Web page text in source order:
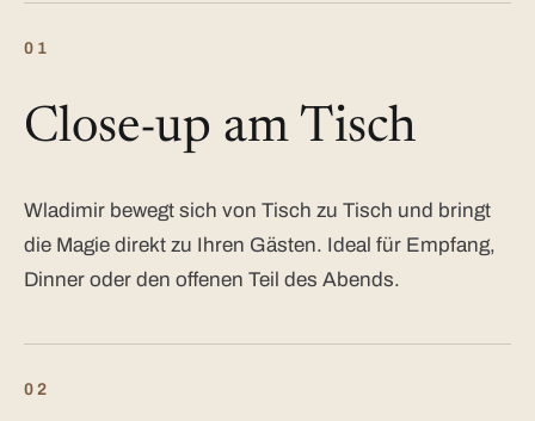
01
Close-up am Tisch
Wladimir bewegt sich von Tisch zu Tisch und bringt
die Magie direkt zu Ihren Gästen. Ideal für Empfang,
Dinner oder den offenen Teil des Abends.
02